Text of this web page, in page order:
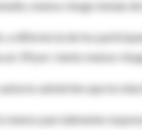
menos riesgo tenían
a diferencia de los
un 39 por ciento menos
autores advierten que la
menos parcialmente